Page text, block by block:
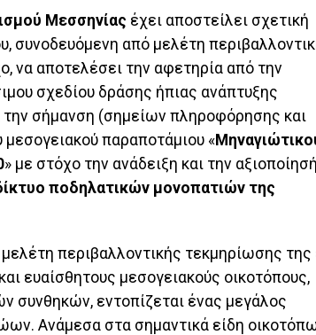
Μεσσηνίας έχει αποστείλει σχετική
συνοδευόμενη από μελέτη
να αποτελέσει την αφετηρία από την
σχεδίου δράσης ήπιας ανάπτυξης
την σήμανση (σημείων πληροφόρησης και
παραποτάμιου «
» με στόχο την ανάδειξη και την αξιοποίησή
ποδηλατικών μονοπατιών της
μελέτη περιβαλλοντικής τεκμηρίωσης της
ευαίσθητους μεσογειακούς οικοτόπους,
συνθηκών, εντοπίζεται ένας μεγάλος
Ανάμεσα στα σημαντικά είδη